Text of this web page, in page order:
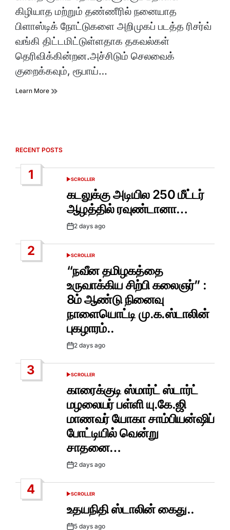
time
கிழியாத மற்றும் தண்ணீரில் நனையாத
பிளாஸ்டிக் நோட்டுகளை அறிமுகப் படத்த ரிசர்வ்
வங்கி திட்டமிட்டுள்ளதாக தகவல்கள்
தெரிவிக்கின்றன.அச்சிடும் செலவைக்
குறைக்கவும், ரூபாய்…
Learn More
RECENT POSTS
1
POSTED
SCROLLER
கடலுக்கு அடியில 250 மீட்டர்
ஆழத்தில் ரவுண்டானா…
Post2 days ago
2
POSTED
IN
SCROLLER
“நவீன தமிழகத்தை
உருவாக்கிய சிற்பி கலைஞர்” :
8ம் ஆண்டு நினைவு
நாளையொட்டி மு.க.ஸ்டாலின்
புகழாரம்..
Post2 days ago
3
POSTED
SCROLLER
காரைக்குடி ஸ்மார்ட் ஸ்டார்ட்
மழலையர் பள்ளி யு.கே.ஜி
மாணவர் யோகா சாம்பியன்ஷிப்
போட்டியில் வென்று
சாதனை…
Post2 days ago
4
POSTED
SCROLLER
உதயநிதி ஸ்டாலின் கைது..
5 days ago